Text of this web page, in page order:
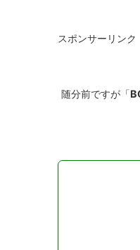
スポンサーリンク
随分前ですが「